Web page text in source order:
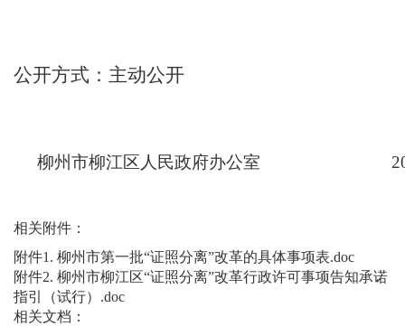
公开方式 ： 主动公开
柳州市柳江区人民政府办公室
相关附件：
附件1. 柳州市第一批“证照分离”改革的具体事项表.doc
附件2. 柳州市柳江区“证照分离”改革行政许可事项告知承诺
指引（试行）.doc
相关文档：